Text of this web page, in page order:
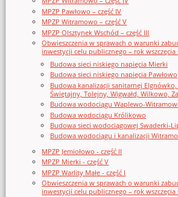
MPZP Pawłowo – część IV
MPZP Witramowo – część V
MPZP Olsztynek Wschód – część III
Obwieszczenia w sprawach o warunki
inwestycji celu publicznego – rok wszczęcia
Budowa sieci niskiego napięcia Mierki
Budowa sieci niskiego napięcia Pawłowo
Budowa kanalizacji sanitarnej Elgnówko,
Świętajny, Tolejny, Wigwałd, Wilkowo,
Budowa wodociągu Waplewo-
Budowa wodociągu Królikowo
Budowa sieci wodociągowej Swaderki-
Budowa wodociągu i kanalizacji
MPZP Jemiołowo - część II
MPZP Mierki - część V
MPZP Warlity Małe - część I
Obwieszczenia w sprawach o warunki
inwestycji celu publicznego – rok wszczęcia